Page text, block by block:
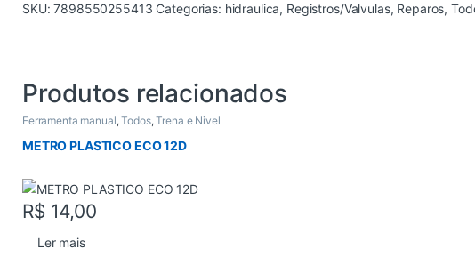
SKU:7898550255413 Categorias: hidraulica, Registros/Valvulas, Reparos,
Produtos relacionados
Ferramenta manual,Todos,Trena e Nivel
METRO PLASTICO ECO 12D
R$ 14,00
Ler mais